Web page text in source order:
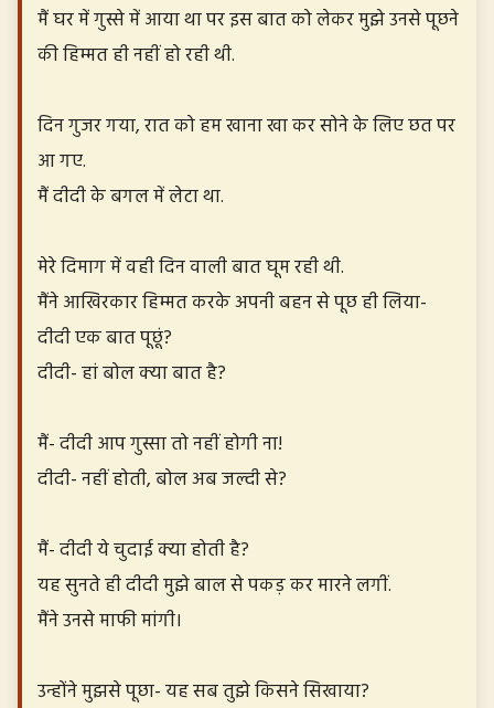
मैं घर में गुस्से में आया था पर इस बात को लेकर मुझे उनसे पूछने
की हिम्मत ही नहीं हो रही थी.
दिन गुजर गया, रात को हम खाना खा कर सोने के लिए छत पर
आ गए.
मैं दीदी के बगल में लेटा था.
मेरे दिमाग में वही दिन वाली बात घूम रही थी.
मैंने आखिरकार हिम्मत करके अपनी बहन से पूछ ही लिया-
दीदी एक बात पूछूं?
दीदी- हां बोल क्या बात है?
मैं- दीदी आप गुस्सा तो नहीं होगी ना!
दीदी- नहीं होती, बोल अब जल्दी से?
मैं- दीदी ये चुदाई क्या होती है?
यह सुनते ही दीदी मुझे बाल से पकड़ कर मारने लगीं.
मैंने उनसे माफी मांगी।
उन्होंने मुझसे पूछा- यह सब तुझे किसने सिखाया?